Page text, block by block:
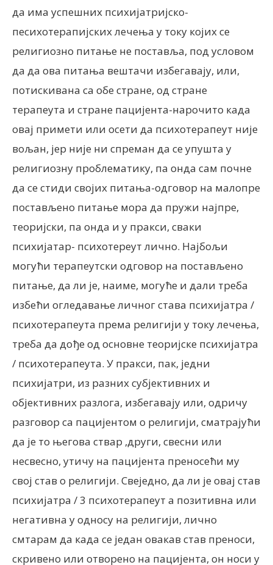
да има успешних психијатријско-
песихотерапијских лечења у току којих се
религиозно питање не поставља, под условом
да да ова питања вештачи избегавају, или,
потискивана са обе стране, од стране
терапеута и стране пацијента-нарочито када
овај примети или осети да психотерапеут није
вољан, јер није ни спреман да се упушта у
религиозну проблематику, па онда сам почне
да се стиди својих питања-одговор на малопре
постављено питање мора да пружи најпре,
теоријски, па онда и у пракси, сваки
психијатар- психотереут лично. Најбољи
могући терапеутски одговор на постављено
питање, да ли је, наиме, могуће и дали треба
избећи огледавање личног става психијатра /
психотерапеута према религији у току лечења,
треба да дође од основне теоријске психијатра
/ психотерапеута. У пракси, пак, једни
психијатри, из разних субјективних и
објективних разлога, избегавају или, одричу
разговор са пацијентом о религији, сматрајући
да је то његова ствар ,други, свесни или
несвесно, утичу на пацијента преносећи му
свој став о религији. Свеједно, да ли је овај став
психијатра / 3 психотерапеут а позитивна или
негативна у односу на религији, лично
смтарам да када се један овакав став преноси,
скривено или отворено на пацијента, он носи у